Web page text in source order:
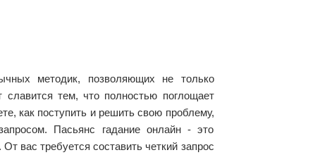
методик, позволяющих не только
славится тем, что полностью поглощает
как поступить и решить свою проблему,
Пасьянс гадание онлайн - это
вас требуется составить четкий запрос